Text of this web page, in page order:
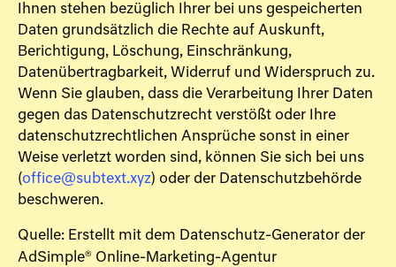
Ihnen stehen bezüglich Ihrer bei uns gespeicherten
Daten grundsätzlich die Rechte auf Auskunft,
Berichtigung, Löschung, Einschränkung,
Datenübertragbarkeit, Widerruf und Widerspruch zu.
Wenn Sie glauben, dass die Verarbeitung Ihrer Daten
gegen das Datenschutzrecht verstößt oder Ihre
datenschutzrechtlichen Ansprüche sonst in einer
Weise verletzt worden sind, können Sie sich bei uns
(office@subtext.xyz) oder der Datenschutzbehörde
beschweren.
Quelle: Erstellt mit dem Datenschutz-Generator der
AdSimple® Online-Marketing-Agentur